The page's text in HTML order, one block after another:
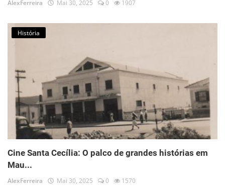
AlexFerreira Mai 30, 2025 0 1907
História
Cine Santa Cecília: O palco de grandes histórias em
Mau...
AlexFerreira Mai 30, 2025 0 1570